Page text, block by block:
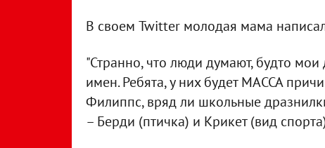
В своем Twitter молодая мама
"Странно, что люди думают, будто мои
имен. Ребята, у них будет МАССА
Филиппс, вряд ли школьные
– Берди (птичка) и Крикет (вид